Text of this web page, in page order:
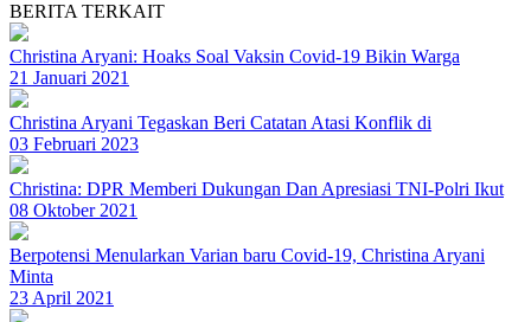
BERITA TERKAIT
Christina Aryani: Hoaks Soal Vaksin Covid-19 Bikin Warga
21 Januari 2021
Christina Aryani Tegaskan Beri Catatan Atasi Konflik di
03 Februari 2023
Christina: DPR Memberi Dukungan Dan Apresiasi TNI-Polri Ikut
08 Oktober 2021
Berpotensi Menularkan Varian baru Covid-19, Christina Aryani
Minta
23 April 2021